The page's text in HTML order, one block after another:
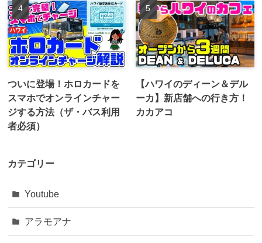
ついに登場！ホロカードを
スマホでオンラインチャー
ジする方法（ザ・バス利用
者必須）
【ハワイのディーン＆デル
ーカ】新店舗への行き方！
カカアコ
カテゴリー
Youtube
アラモアナ